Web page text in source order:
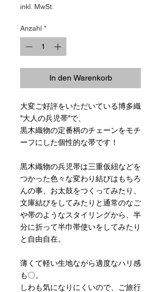
inkl. MwSt.
Anzahl *
In den Warenkorb
大変ご好評をいただいている博多織
"大人の兵児帯"で、
黒木織物の定番柄のチェーンをモチ
ーフにした個性的な帯です！
黒木織物の兵児帯は三重仮紐などを
つかった色々な変わり結びはもちろ
んの事、お太鼓をつくってみたり、
文庫結びをしてみたりと通常のなご
や帯のようなスタイリングから、半
分に折って半巾帯使いをしてみたり
と自由自在。
薄くて軽い生地ながら適度なハリ感
も〇。
しわも気になりにくいので、ご旅行